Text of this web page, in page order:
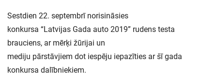
Sestdien 22. septembrī norisināsies
konkursa “Latvijas Gada auto 2019” rudens testa
brauciens, ar mērķi žūrijai un
mediju pārstāvjiem dot iespēju iepazīties ar šī gada
konkursa dalībniekiem.